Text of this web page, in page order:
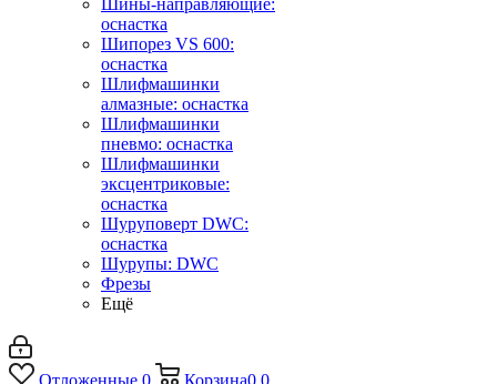
Шины-направляющие:
оснастка
Шипорез VS 600:
оснастка
Шлифмашинки
алмазные: оснастка
Шлифмашинки
пневмо: оснастка
Шлифмашинки
эксцентриковые:
оснастка
Шуруповерт DWC:
оснастка
Шурупы: DWC
Фрезы
Ещё
Отложенные 0 Корзина0 0